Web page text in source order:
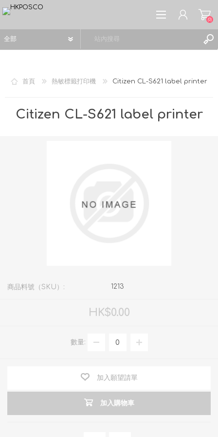
登入
(0)
首頁 熱敏標籤打印機 Citizen CL-S621 label printer
Citizen CL-S621 label printer
商品料號（SKU）: 1213
HK$0.00
數量:
加入願望請單
加入購物車